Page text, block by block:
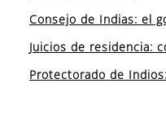
Consejo de Indias: el
Juicios de residencia:
Protectorado de